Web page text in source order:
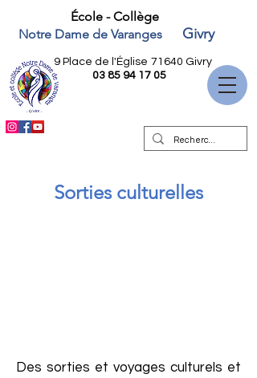
École - Collège
Notre Dame de Varanges
Givry
9 Place de l'Église 71640 Givry
03 85 94 17 05
Sorties culturelles
Des sorties et voyages culturels et